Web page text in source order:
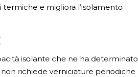
e migliora l’isolamento
isolante che ne ha determinato
richiede verniciature periodiche